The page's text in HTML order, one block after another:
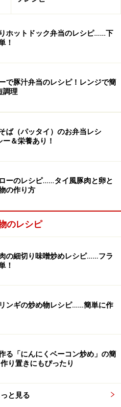
小さじ1/2
大さじ１
のを使用
30g
適宜
和えの材料
30g
小さじ1/4
ホットドック弁当のレシピ……下
！
で豚汁弁当のレシピ！レンジで簡
調理
ば（パッタイ）のお弁当レシ
＆栄養あり！
ーのレシピ……タイ風豚肉と卵と
の作り方
のレシピ
の細切り味噌炒めレシピ……フラ
！
ンギの炒め物レシピ……簡単に作
る「にんにくベーコン炒め」の簡
り置きにもぴったり
と見る